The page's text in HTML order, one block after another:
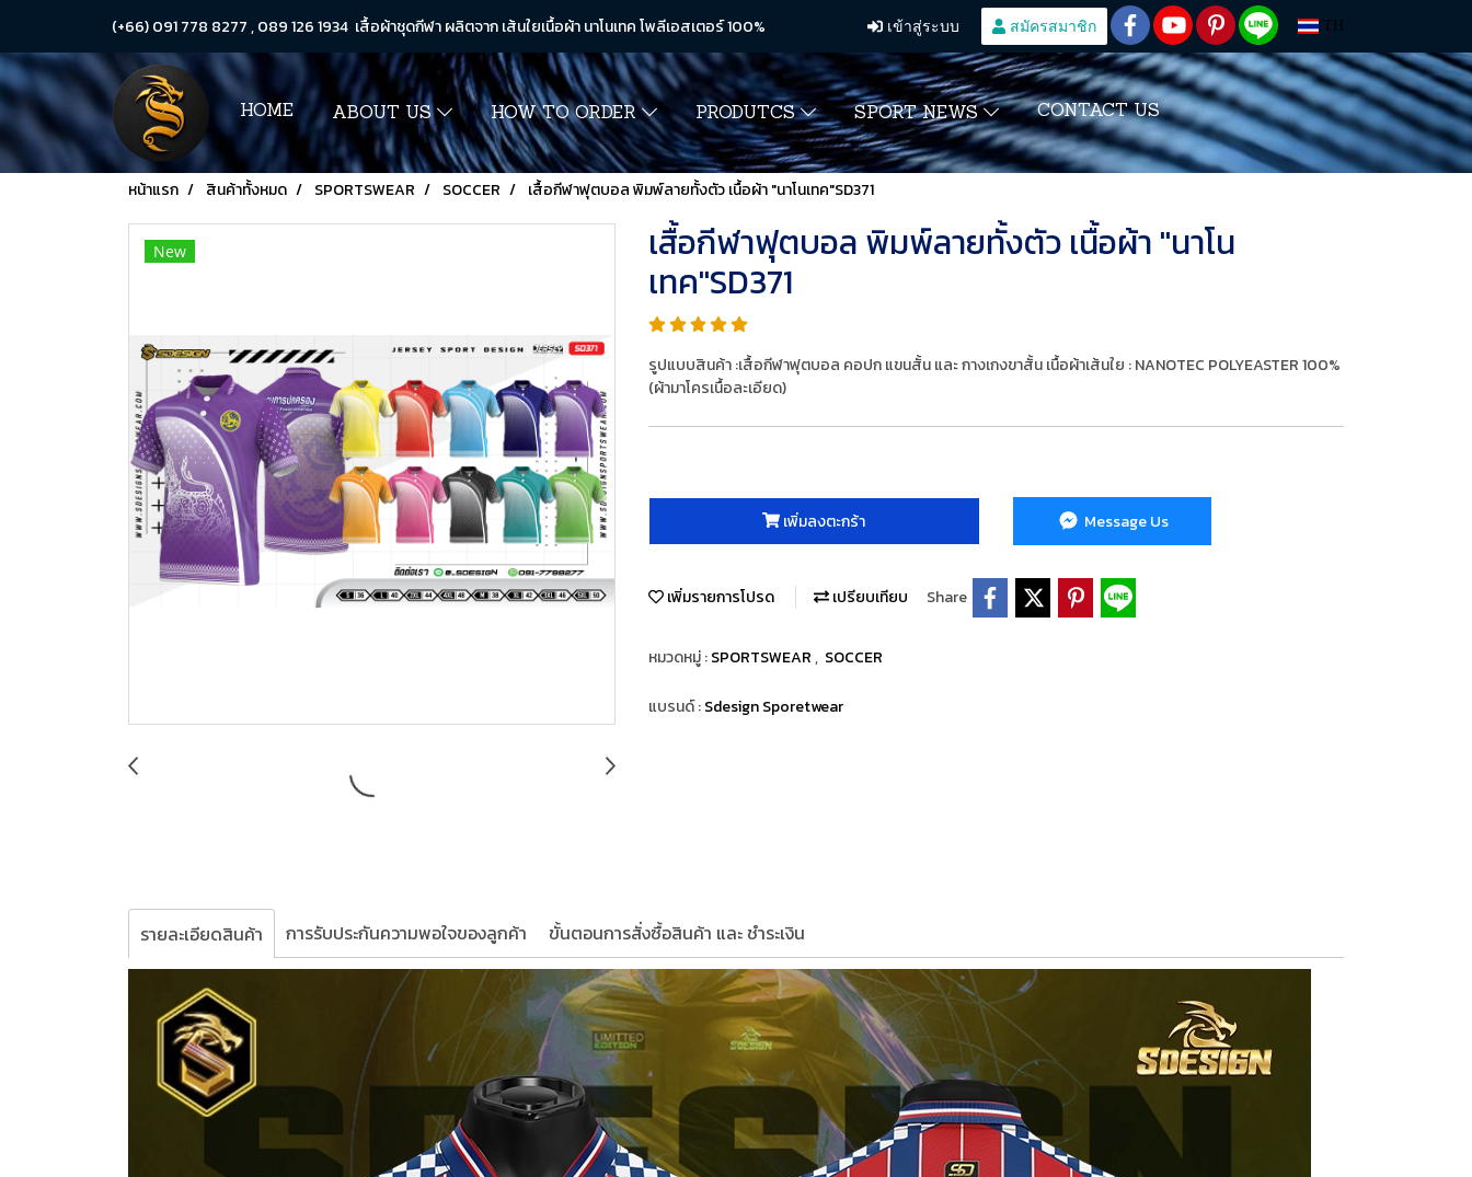
(+66) 091 778 8277 , 089 126 1934 เสื้อผ้าชุดกีฬา ผลิตจาก เส้นใยเนื้อผ้า นาโนเทค โพลีเอสเตอร์ 100% เข้าสู่ระบบ สมัครสมาชิก TH
HOME ABOUT US HOW TO ORDER PRODUTCS SPORT NEWS CONTACT US
หน้าแรก สินค้าทั้งหมด SPORTSWEAR SOCCER เสื้อกีฬาฟุตบอล พิมพ์ลายทั้งตัว เนื้อผ้า "นาโนเทค"SD371
New
เสื้อกีฬาฟุตบอล พิมพ์ลายทั้งตัว เนื้อผ้า "นาโน
เทค"SD371
รูปแบบสินค้า :เสื้อกีฬาฟุตบอล คอปก แขนสั้น และ กางเกงขาสั้น เนื้อผ้าเส้นใย : NANOTEC POLYEASTER 100%
(ผ้ามาโครเนื้อละเอียด)
เพิ่มลงตะกร้า Message Us
เพิ่มรายการโปรด เปรียบเทียบ Share
หมวดหมู่ :SPORTSWEAR, SOCCER
แบรนด์ :Sdesign Sporetwear
รายละเอียดสินค้า การรับประกันความพอใจของลูกค้า ขั้นตอนการสั่งซื้อสินค้า และ ชำระเงิน